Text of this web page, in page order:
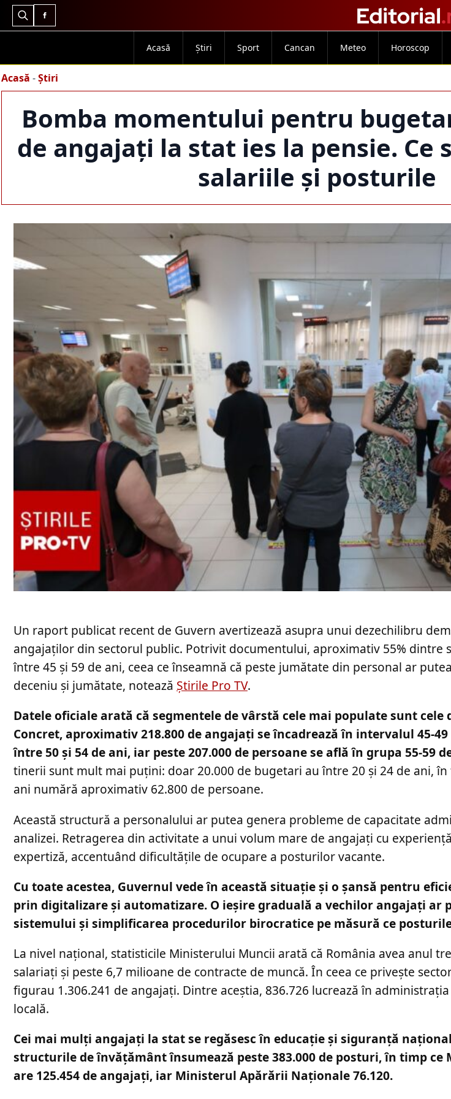
Search
Acasă Știri Sport Cancan Meteo Horoscop
Acasă -Știri
Bomba momentului pentru
de angajați la stat ies la pensie. Ce
salariile și posturile
Un raport publicat recent de Guvern avertizează asupra unui dezechilibru
angajaților din sectorul public. Potrivit documentului, aproximativ 55% dintre
între 45 și 59 de ani, ceea ce înseamnă că peste jumătate din personal ar
deceniu și jumătate, notează Știrile Pro TV.
Datele oficiale arată că segmentele de vârstă cele mai populate sunt
Concret, aproximativ 218.800 de angajați se încadrează în intervalul 45-49
între 50 și 54 de ani, iar peste 207.000 de persoane se află în grupa 55-59
tinerii sunt mult mai puțini: doar 20.000 de bugetari au între 20 și 24 de ani,
ani numără aproximativ 62.800 de persoane.
Această structură a personalului ar putea genera probleme de capacitate
analizei. Retragerea din activitate a unui volum mare de angajați cu
expertiză, accentuând dificultățile de ocupare a posturilor vacante.
Cu toate acestea, Guvernul vede în această situație și o șansă pentru
prin digitalizare și automatizare. O ieșire graduală a vechilor angajați ar
sistemului și simplificarea procedurilor birocratice pe măsură ce
La nivel național, statisticile Ministerului Muncii arată că România avea anul
salariați și peste 6,7 milioane de contracte de muncă. În ceea ce privește
figurau 1.306.241 de angajați. Dintre aceștia, 836.726 lucrează în
locală.
Cei mai mulți angajați la stat se regăsesc în educație și siguranță
structurile de învățământ însumează peste 383.000 de posturi, în timp
are 125.454 de angajați, iar Ministerul Apărării Naționale 76.120.